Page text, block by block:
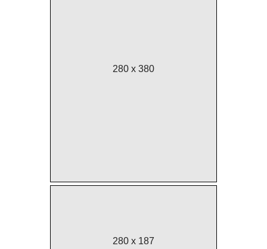
280 x 380
280 x 187